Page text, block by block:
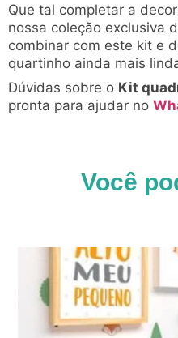
Que tal completar a
nossa coleção exclusiva
combinar com este kit e
quartinho ainda mais
Dúvidas sobre o Kit
pronta para ajudar no
Você